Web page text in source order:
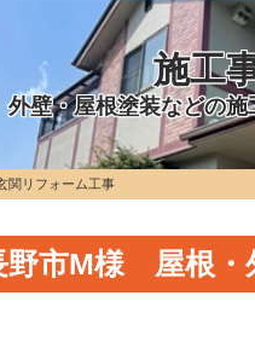
施工
外壁・屋根塗装などの
関リフォーム工事
野市M様 屋根・